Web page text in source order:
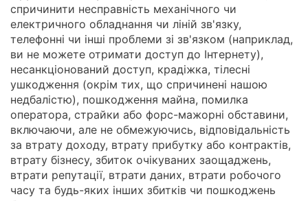
спричинити несправність механічного чи
електричного обладнання чи ліній зв'язку,
телефонні чи інші проблеми зі зв'язком (наприклад,
ви не можете отримати доступ до Інтернету),
несанкціонований доступ, крадіжка, тілесні
ушкодження (окрім тих, що спричинені нашою
недбалістю), пошкодження майна, помилка
оператора, страйки або форс-мажорні обставини,
включаючи, але не обмежуючись, відповідальність
за втрату доходу, втрату прибутку або контрактів,
втрату бізнесу, збиток очікуваних заощаджень,
втрати репутації, втрати даних, втрати робочого
часу та будь-яких інших збитків чи пошкоджень